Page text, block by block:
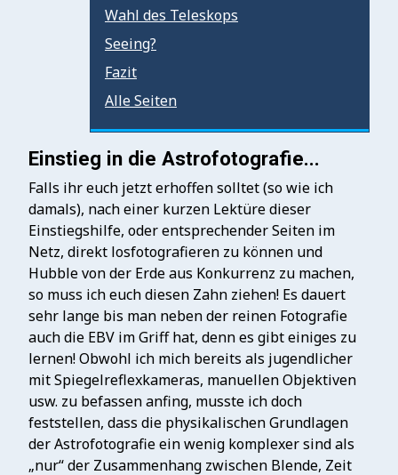
Wahl des Teleskops
Seeing?
Fazit
Alle Seiten
Einstieg in die Astrofotografie...
Falls ihr euch jetzt erhoffen solltet (so wie ich
damals), nach einer kurzen Lektüre dieser
Einstiegshilfe, oder entsprechender Seiten im
Netz, direkt losfotografieren zu können und
Hubble von der Erde aus Konkurrenz zu machen,
so muss ich euch diesen Zahn ziehen! Es dauert
sehr lange bis man neben der reinen Fotografie
auch die EBV im Griff hat, denn es gibt einiges zu
lernen! Obwohl ich mich bereits als jugendlicher
mit Spiegelreflexkameras, manuellen Objektiven
usw. zu befassen anfing, musste ich doch
feststellen, dass die physikalischen Grundlagen
der Astrofotografie ein wenig komplexer sind als
„nur“ der Zusammenhang zwischen Blende, Zeit